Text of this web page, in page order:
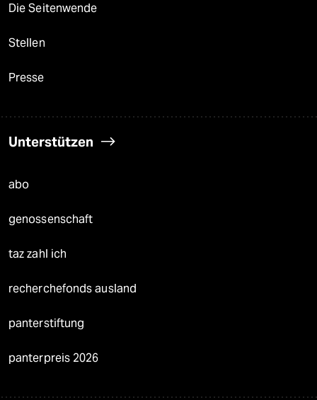
Die Seitenwende
Stellen
Presse
Unterstützen
abo
genossenschaft
taz zahl ich
recherchefonds ausland
panterstiftung
panterpreis 2026